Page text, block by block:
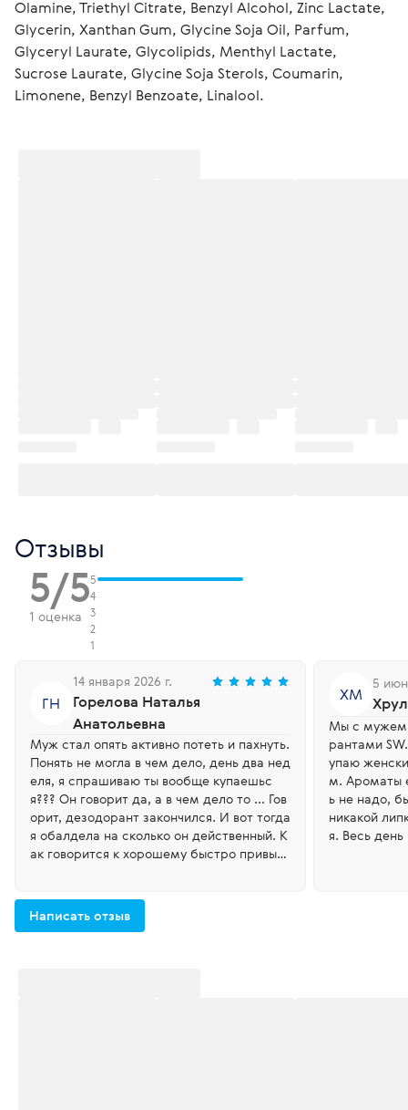
Olamine, Triethyl Citrate, Benzyl Alcohol, Zinc Lactate,
Glycerin, Xanthan Gum, Glycine Soja Oil, Parfum,
Glyceryl Laurate, Glycolipids, Menthyl Lactate,
Sucrose Laurate, Glycine Soja Sterols, Coumarin,
Limonene, Benzyl Benzoate, Linalool.
Отзывы
5/5
1 оценка
5
4
3
2
1
ГН
14 января 2026 г.
Горелова Наталья
Анатольевна
Муж стал опять активно потеть и пахнуть.
Понять не могла в чем дело, день два нед
еля, я спрашиваю ты вообще купаешьс
я??? Он говорит да, а в чем дело то ... Гов
орит, дезодорант закончился. И вот тогда
я обалдела на сколько он действенный. К
ак говорится к хорошему быстро привыка
ХМ
5
Мы с мужем
рантами
упаю
м. Ароматы
ь не надо,
никакой
я. Весь день
Написать отзыв